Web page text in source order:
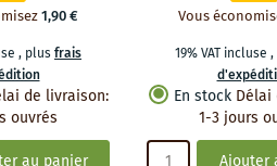
1,90 €
, plusfrais
de livraison:
ouvrés
Vous
19% VAT incluse ,
En stock
1-3 jours